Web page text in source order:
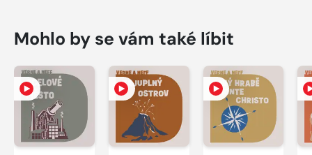
Mohlo by se vám také líbit